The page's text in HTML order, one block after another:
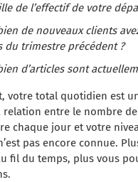
de l’effectif de votre
de nouveaux clients
du trimestre précédent ?
d’articles sont
votre total quotidien est
relation entre le nombre
chaque jour et votre
pas encore connue.
fil du temps, plus vous